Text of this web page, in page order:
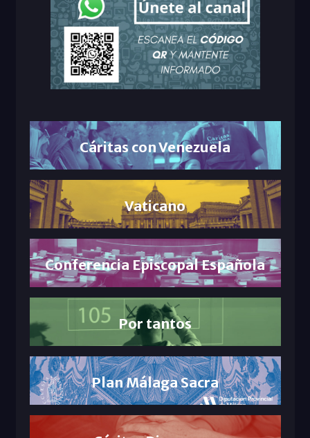
Cáritas con Venezuela
Vaticano
Conferencia Episcopal Española
Por tantos
Plan Málaga Sacra